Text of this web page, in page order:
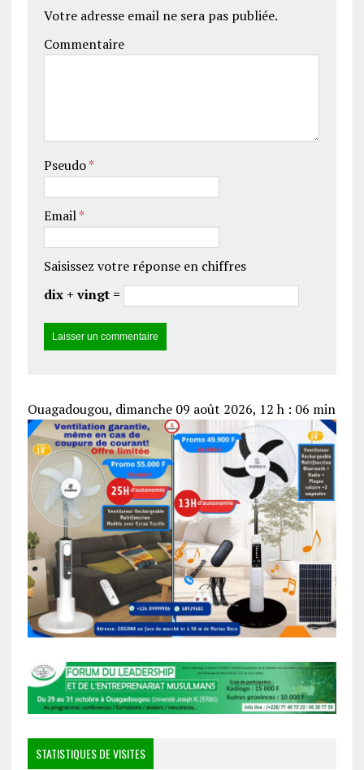
Votre adresse email ne sera pas publiée.
Commentaire
Pseudo*
Email*
Saisissez votre réponse en chiffres
dix + vingt =
Ouagadougou, dimanche 09 août 2026, 12 h : 06 min
STATISTIQUES DE VISITES